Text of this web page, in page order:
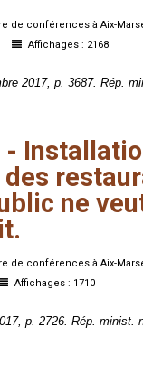
de conférences à Aix-
Affichages : 2168
2017, p. 3687. Rép.
-
des
ne
de conférences à Aix-
Affichages : 1710
p. 2726. Rép. minist.